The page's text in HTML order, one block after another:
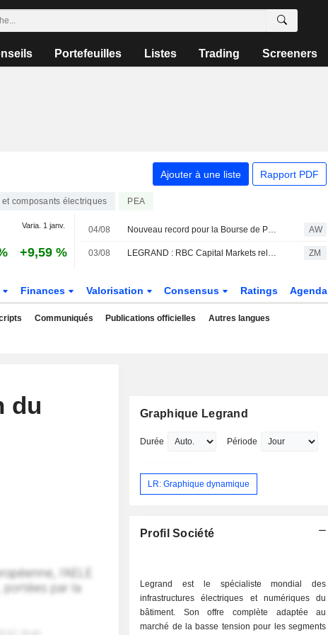
Portefeuilles Listes Trading Screeners
Ajouter à une liste Rapport PDF
et composants électriques PEA
Varia. 1 janv.
+9,59 %
04/08 Nouveau record pour la Bourse de Paris, les prix du pétrole offrent un répit AW
03/08 LEGRAND : RBC Capital Markets relève son opinion ZM
Finances Valorisation Consensus Ratings Agenda
Communiqués Publications officielles Autres langues
du
Graphique Legrand
Durée Période
LR: Graphique dynamique
Profil Société
Legrand est le spécialiste mondial des
infrastructures électriques et numériques du
bâtiment. Son offre complète adaptée au
marché de la basse tension pour les segments